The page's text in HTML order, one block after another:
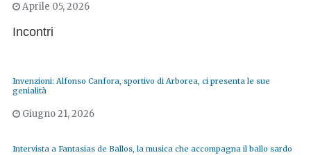
Aprile 05, 2026
Incontri
Invenzioni: Alfonso Canfora, sportivo di Arborea, ci presenta le sue
genialità
Giugno 21, 2026
Intervista a Fantasias de Ballos, la musica che accompagna il ballo sardo